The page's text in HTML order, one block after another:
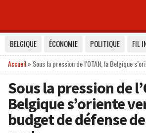
BELGIQUE ÉCONOMIE POLITIQUE FIL
Accueil» Sous la pression de l’OTAN, la Belgique
Sous la pression de
Belgique s’oriente
budget de défense